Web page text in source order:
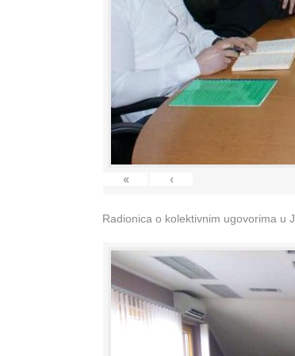
« ‹
Radionica o kolektivnim ugovorima u